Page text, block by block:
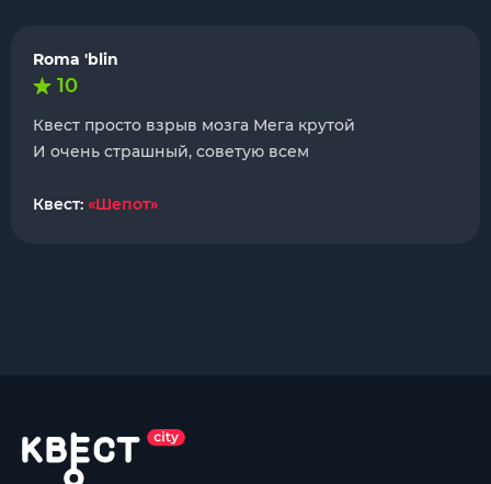
Roma 'blin
10
Квест просто взрыв мозга Мега крутой
И очень страшный, советую всем
Квест: «Шепот»